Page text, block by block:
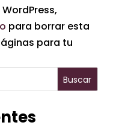
para borrar esta
para tu
Buscar